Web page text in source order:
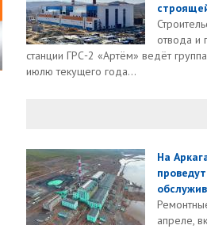
отвода и
станции ГРС‑2 «Артём» ведёт
июлю текущего года...
На
апреле,